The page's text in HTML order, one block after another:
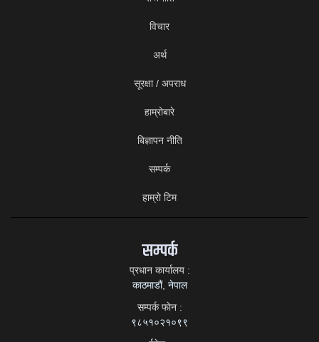
विचार
अर्थ
सूरक्षा / अपराध
हाम्रोबारे
बिज्ञापन नीति
सम्पर्क
हाम्राे टिम
सम्पर्क
प्रधान कार्यालय :
काठमाडौं, नेपाल
सम्पर्क फाेन :
९८५१०२१०९९